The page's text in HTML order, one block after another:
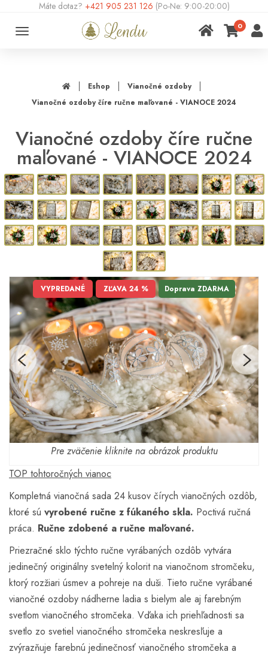
Máte dotaz? +421 905 231 126 (Po-Ne: 9:00-20:00)
Toggle
0
Eshop
Vianočné ozdoby
Vianočné ozdoby číre ručne maľované - VIANOCE 2024
Vianočné ozdoby číre ručne
maľované - VIANOCE 2024
VYPREDANÉ ZĽAVA 24 % Doprava ZDARMA
Pre zväčenie kliknite na obrázok produktu
TOP tohtoročných vianoc
Kompletná vianočná sada 24 kusov čírych vianočných ozdôb,
ktoré sú vyrobené ručne z fúkaného skla. Poctivá ručná
práca. Ručne zdobené a ručne maľované.
Priezračné sklo týchto ručne vyrábaných ozdôb vytvára
jedinečný originálny svetelný kolorit na vianočnom stromčeku,
ktorý rozžiari úsmev a pohreje na duši. Tieto ručne vyrábané
vianočné ozdoby nádherne ladia s bielym ale aj farebným
svetlom vianočného stromčeka. Vďaka ich priehľadnosti sa
svetlo zo svetiel vianočného stromčeka neskresľuje a
zvýrazňuje farebnú jedinečnosť vianočného stromčeka a